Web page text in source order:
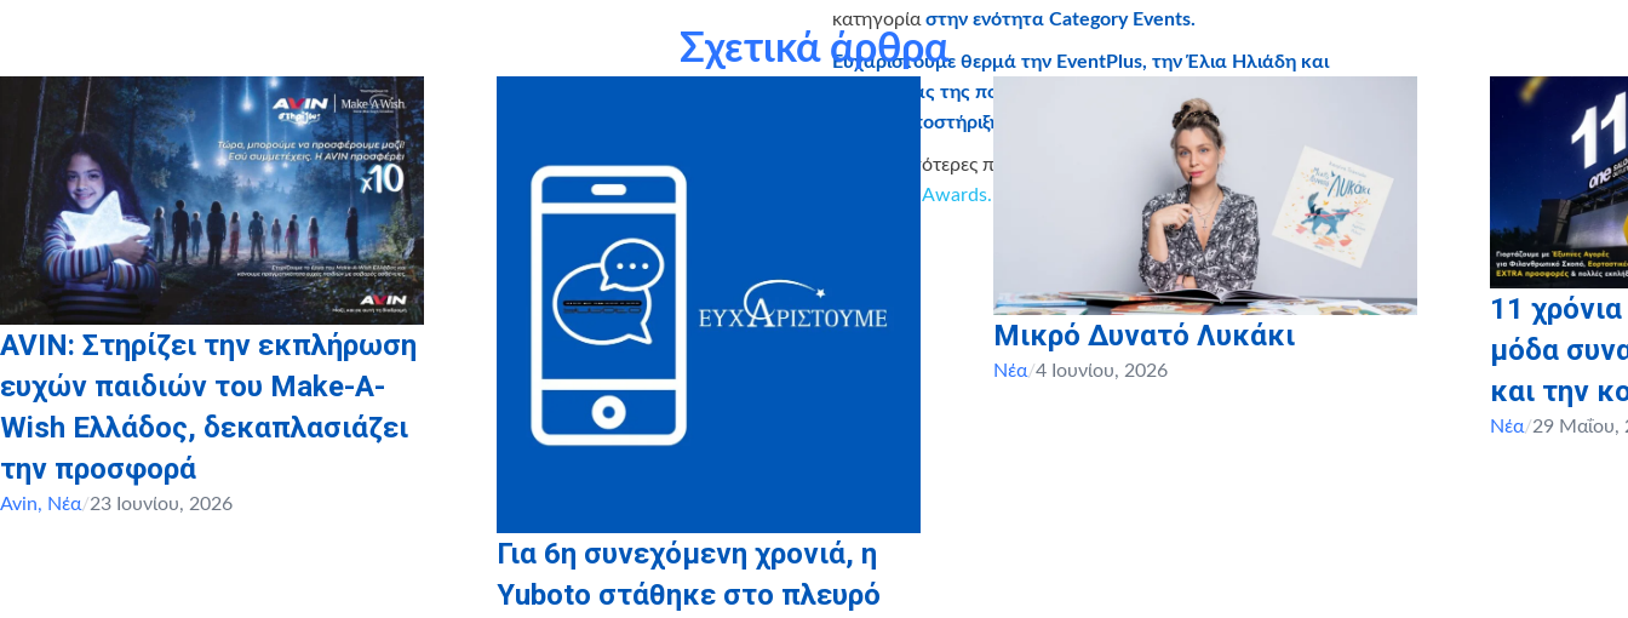
κατηγορία στην ενότητα Category Events.
Ευχαριστούμε θερμά την EventPlus, την Έλια Ηλιάδη και
την ομάδας της που αφιλοκερδώς ανέλαβαν την οργάνωση
και την υποστήριξη αυτής της δράσης!
Για περισσότερες πληροφορίες, επισκεφτείτε το επίσημο site
Event Awards.
Σχετικά άρθρα
AVIN: Στηρίζει την εκπλήρωση
ευχών παιδιών του Make-A-
Wish Ελλάδος, δεκαπλασιάζει
την προσφορά
Avin, Νέα/23 Ιουνίου, 2026
Για 6η συνεχόμενη χρονιά, η
Yuboto στάθηκε στο πλευρό
Μικρό Δυνατό Λυκάκι
Νέα/4 Ιουνίου, 2026
11
μόδα
και την
Νέα/29 Μαΐου,